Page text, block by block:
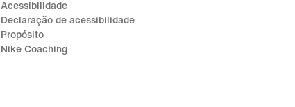
Acessibilidade
Declaração de acessibilidade
Propósito
Nike Coaching